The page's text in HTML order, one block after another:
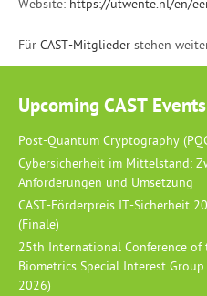
Website: https://utwente.nl/en/
Für CAST-Mitglieder stehen
Upcoming CAST Events
Post-Quantum Cryptography
Cybersicherheit im Mittelstand:
Anforderungen und Umsetzung
CAST-Förderpreis IT-Sicherheit
(Finale)
25th International Conference of
Biometrics Special Interest Group
2026)